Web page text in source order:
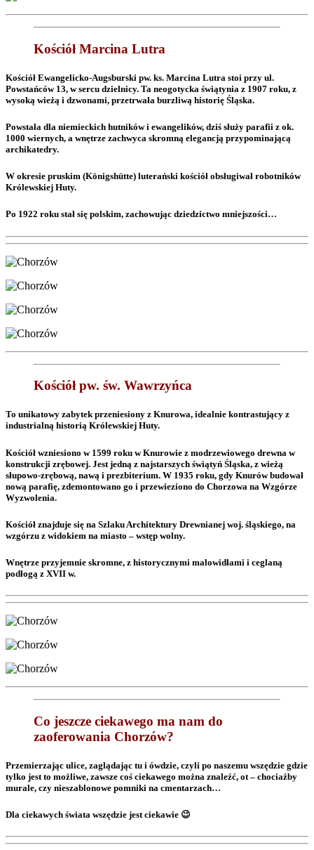
Kościół Marcina Lutra
Kościół Ewangelicko-Augsburski pw. ks. Marcina Lutra stoi przy ul.
Powstańców 13, w sercu dzielnicy. Ta neogotycka świątynia z 1907 roku, z
wysoką wieżą i dzwonami, przetrwała burzliwą historię Śląska.
Powstała dla niemieckich hutników i ewangelików, dziś służy parafii z ok.
1000 wiernych, a wnętrze zachwyca skromną elegancją przypominającą
archikatedry.
W okresie pruskim (Königshütte) luterański kościół obsługiwał robotników
Królewskiej Huty.
Po 1922 roku stał się polskim, zachowując dziedzictwo mniejszości…
Kościół pw. św. Wawrzyńca
To unikatowy zabytek przeniesiony z Knurowa, idealnie kontrastujący z
industrialną historią Królewskiej Huty.
Kościół wzniesiono w 1599 roku w Knurowie z modrzewiowego drewna w
konstrukcji zrębowej. Jest jedną z najstarszych świątyń Śląska, z wieżą
słupowo-zrębową, nawą i prezbiterium. W 1935 roku, gdy Knurów budował
nową parafię, zdemontowano go i przewieziono do Chorzowa na Wzgórze
Wyzwolenia.
Kościół znajduje się na Szlaku Architektury Drewnianej woj. śląskiego, na
wzgórzu z widokiem na miasto – wstęp wolny.
Wnętrze przyjemnie skromne, z historycznymi malowidłami i ceglaną
podłogą z XVII w.
Co jeszcze ciekawego ma nam do
zaoferowania Chorzów?
Przemierzając ulice, zaglądając tu i ówdzie, czyli po naszemu wszędzie gdzie
tylko jest to możliwe, zawsze coś ciekawego można znaleźć, ot – chociażby
murale, czy nieszablonowe pomniki na cmentarzach…
Dla ciekawych świata wszędzie jest ciekawie 😉